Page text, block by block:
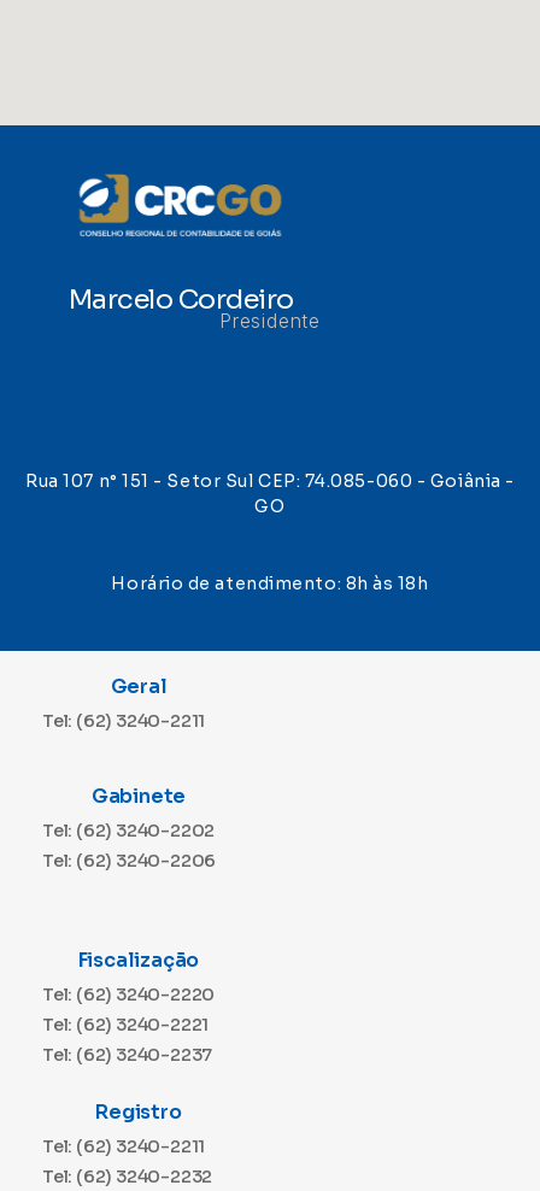
Marcelo Cordeiro
Presidente
Rua 107 n° 151 - Setor Sul CEP: 74.085-060 - Goiânia -
GO
Horário de atendimento: 8h às 18h
Geral
Tel: (62) 3240-2211
Gabinete
Tel: (62) 3240-2202
Tel: (62) 3240-2206
Fiscalização
Tel: (62) 3240-2220
Tel: (62) 3240-2221
Tel: (62) 3240-2237
Registro
Tel: (62) 3240-2211
Tel: (62) 3240-2232